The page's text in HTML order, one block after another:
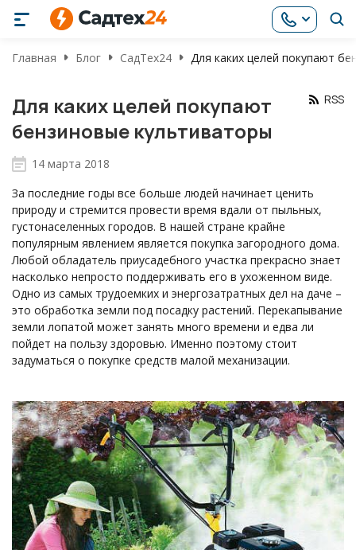
Главная Блог СадТех24 Для каких целей покупают
Для каких целей покупают
бензиновые культиваторы
RSS
14 марта 2018
За последние годы все больше людей начинает ценить
природу и стремится провести время вдали от пыльных,
густонаселенных городов. В нашей стране крайне
популярным явлением является покупка загородного дома.
Любой обладатель приусадебного участка прекрасно знает
насколько непросто поддерживать его в ухоженном виде.
Одно из самых трудоемких и энергозатратных дел на даче –
это обработка земли под посадку растений. Перекапывание
земли лопатой может занять много времени и едва ли
пойдет на пользу здоровью. Именно поэтому стоит
задуматься о покупке средств малой механизации.